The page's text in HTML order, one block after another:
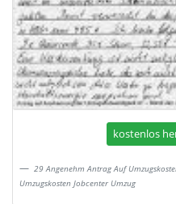
kostenlos
29 Angenehm Antrag Auf
Umzugskosten Jobcenter Umzug